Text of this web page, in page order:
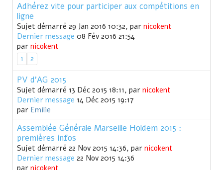
Adhérez vite pour participer aux compétitions en
ligne
Sujet démarré 29 Jan 2016 10:32, par nicokent
Dernier message 08 Fév 2016 21:54
par nicokent
1
2
PV d'AG 2015
Sujet démarré 13 Déc 2015 18:11, par nicokent
Dernier message 14 Déc 2015 19:17
par Emilie
Assemblée Générale Marseille Holdem 2015 :
premières infos
Sujet démarré 22 Nov 2015 14:36, par nicokent
Dernier message 22 Nov 2015 14:36